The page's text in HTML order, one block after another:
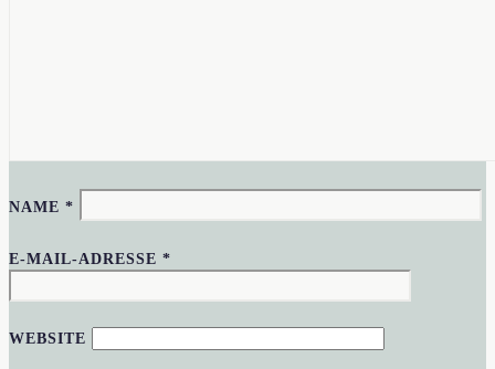
NAME*
E-MAIL-ADRESSE*
WEBSITE